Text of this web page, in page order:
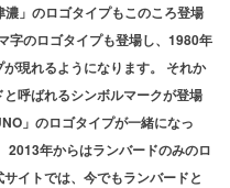
」のロゴタイプもこのころ登場
字のロゴタイプも登場し、1980年
現れるようになります。 それか
呼ばれるシンボルマークが登場
」のロゴタイプが一緒になっ
2013年からはランバードのみのロ
イトでは、今でもランバードと